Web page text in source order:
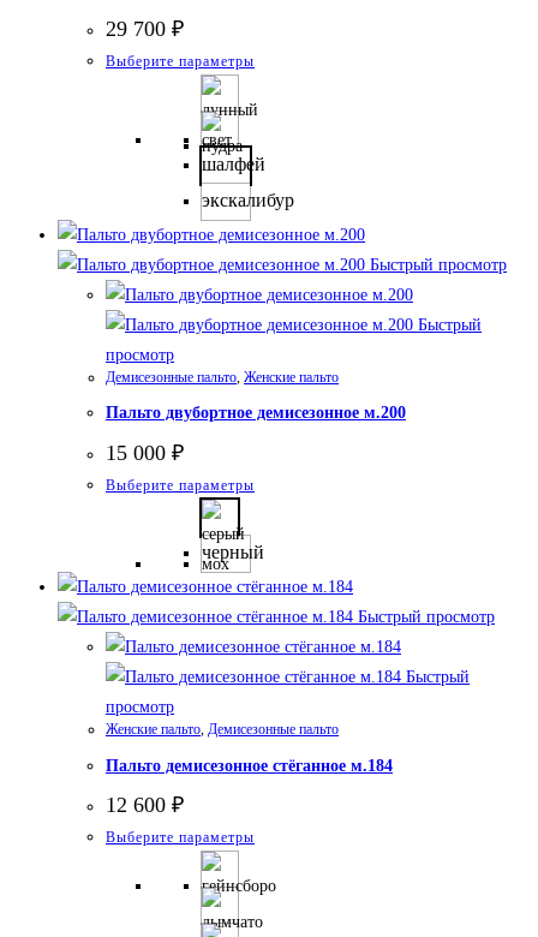
29 700 ₽
Выберите параметры
имеет
Опции
можно
выбрать
на
странице
шалфей
экскалибур
Быстрый просмотр
Быстрый
просмотр
Демисезонные пальто Женские пальто
Пальто двубортное демисезонное м.200
15 000 ₽
Выберите параметры
имеет
на
черный
Быстрый просмотр
Быстрый
просмотр
Женские пальто, Демисезонные пальто
Пальто демисезонное стёганное м.184
12 600 ₽
Выберите параметры
имеет
несколько